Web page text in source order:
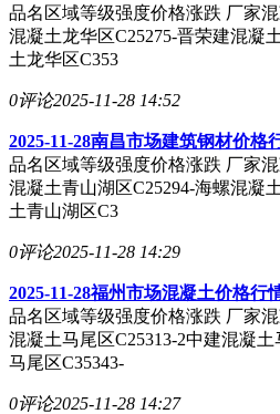
品名区域等级强度价格涨跌 厂家
混凝土龙华区C25275-晋荣建混凝
土龙华区C353
0评论2025-11-28 14:52
2025-11-28南昌市场建筑钢材价格
品名区域等级强度价格涨跌 厂家
混凝土青山湖区C25294-海螺混凝
土青山湖区C3
0评论2025-11-28 14:29
2025-11-28福州市场混凝土价格行
品名区域等级强度价格涨跌 厂家
混凝土马尾区C25313-2中建混凝
马尾区C35343-
0评论2025-11-28 14:27